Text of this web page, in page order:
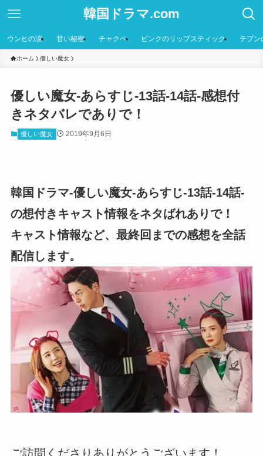
韓国ドラマ.com
ウンヒの涙 甘い秘密 チャクペ ピンクのリップスティック テプン
ホーム 優しい魔女
優しい魔女-あらすじ-13話-14話-感想付
きネタバレでありで！
優しい魔女 2019年9月6日
韓国ドラマ-優しい魔女-あらすじ-13話-14話-
の想付きキャスト情報をネタばれありで！
キャスト情報など、最終回までの感想を全話
配信します。
ご訪問くださりありがとうございます！